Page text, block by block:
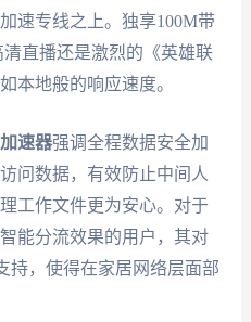
速专线之上。独享100M带
直播还是激烈的《英雄联
本地般的响应速度。
速器强调全程数据安全加
问数据，有效防止中间人
工作文件更为安心。对于
能分流效果的用户，其对
持，使得在家居网络层面部